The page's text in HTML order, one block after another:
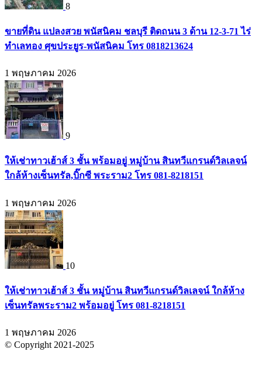
8
ขายที่ดิน แปลงสวย พนัสนิคม ชลบุรี ติดถนน 3 ด้าน 12-3-71 ไร่
ทำเลทอง ศุขประยูร-พนัสนิคม โทร 0818213624
1 พฤษภาคม 2026
9
ให้เช่าทาวเฮ้าส์ 3 ชั้น พร้อมอยู่ หมู่บ้าน สินทวีแกรนด์วิลเลจน์
ใกล้ห้างเซ็นทรัล,บิ๊กซี พระราม2 โทร 081-8218151
1 พฤษภาคม 2026
10
ให้เช่าทาวเฮ้าส์ 3 ชั้น หมู่บ้าน สินทวีแกรนด์วิลเลจน์ ใกล้ห้าง
เซ็นทรัลพระราม2 พร้อมอยู่ โทร 081-8218151
1 พฤษภาคม 2026
© Copyright 2021-2025